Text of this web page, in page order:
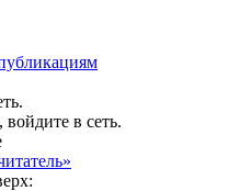
войдите в сеть.